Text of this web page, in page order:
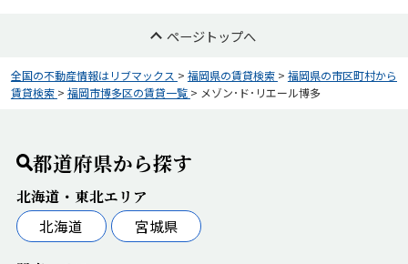
ページトップへ
全国の不動産情報はリブマックス > 福岡県の賃貸検索 > 福岡県の市区町村から
賃貸検索 > 福岡市博多区の賃貸一覧 > メゾン･ド･リエール博多
都道府県から探す
北海道・東北エリア
北海道
宮城県